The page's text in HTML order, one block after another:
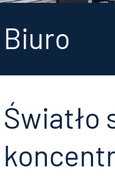
Biuro
Światło